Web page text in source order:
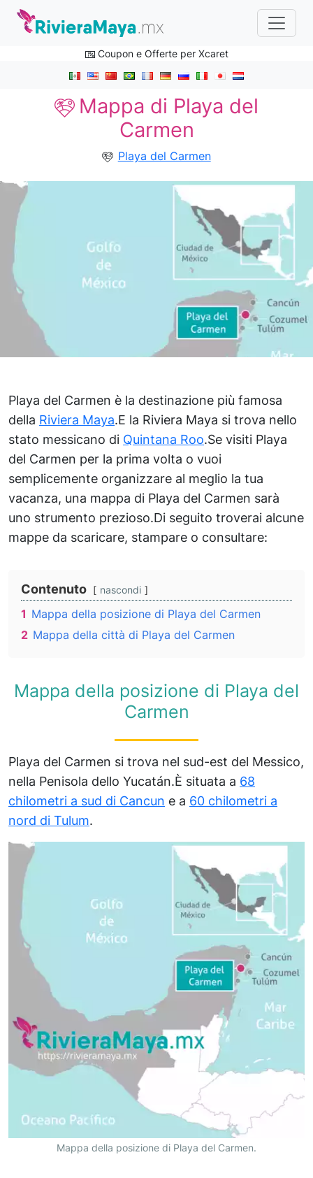
Coupon e Offerte per Xcaret
Mappa di Playa del
Carmen
Playa del Carmen
Playa del Carmen è la destinazione più famosa
della Riviera Maya.E la Riviera Maya si trova nello
stato messicano di Quintana Roo.Se visiti Playa
del Carmen per la prima volta o vuoi
semplicemente organizzare al meglio la tua
vacanza, una mappa di Playa del Carmen sarà
uno strumento prezioso.Di seguito troverai alcune
mappe da scaricare, stampare o consultare:
Contenuto nascondi
1 Mappa della posizione di Playa del Carmen
2 Mappa della città di Playa del Carmen
Mappa della posizione di Playa del
Carmen
Playa del Carmen si trova nel sud-est del Messico,
nella Penisola dello Yucatán.È situata a 68
chilometri a sud di Cancun e a 60 chilometri a
nord di Tulum.
Mappa della posizione di Playa del Carmen.